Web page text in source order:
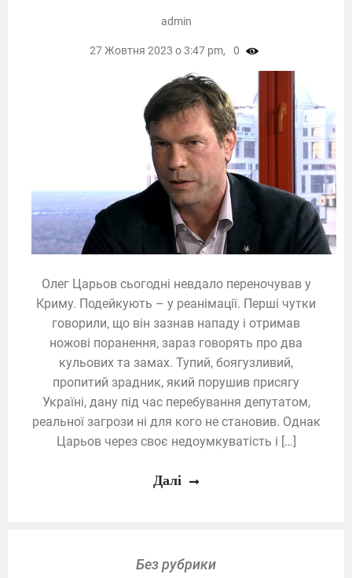
Олег Царьов сьогодні невдало переночував у
Криму. Подейкують – у реанімації. Перші чутки
говорили, що він зазнав нападу і отримав
ножові поранення, зараз говорять про два
кульових та замах. Тупий, боягузливий,
пропитий зрадник, який порушив присягу
Україні, дану під час перебування депутатом,
реальної загрози ні для кого не становив. Однак
Царьов через своє недоумкуватість і […]
admin
27 Жовтня 2023 о 3:47 pm, 0
Далі
Без рубрики